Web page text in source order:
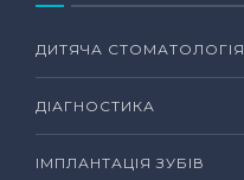
ДИТЯЧА СТОМАТОЛОГІЯ
ДІАГНОСТИКА
ІМПЛАНТАЦІЯ ЗУБІВ